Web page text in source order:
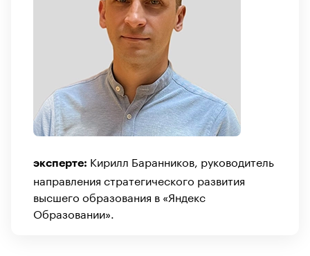
эксперте: Кирилл Баранников, руководитель
направления стратегического развития
высшего образования в «Яндекс
Образовании».